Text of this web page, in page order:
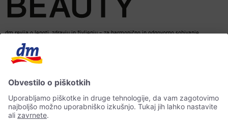
dm revija o lepoti, zdravju in življenju – za harmonično in odgovorno sobivanje.